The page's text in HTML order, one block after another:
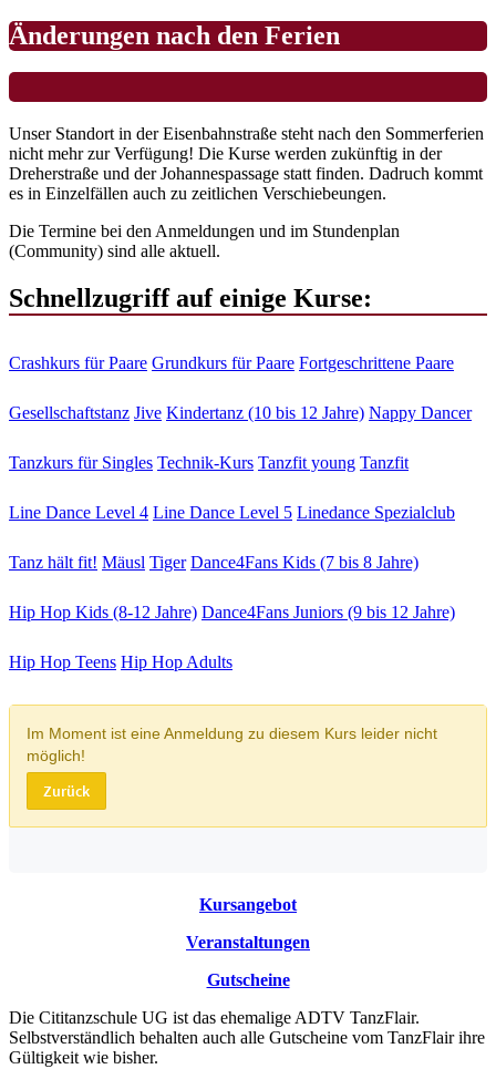
Änderungen nach den Ferien
Unser Standort in der Eisenbahnstraße steht nach den Sommerferien
nicht mehr zur Verfügung! Die Kurse werden zukünftig in der
Dreherstraße und der Johannespassage statt finden. Dadruch kommt
es in Einzelfällen auch zu zeitlichen Verschiebeungen.
Die Termine bei den Anmeldungen und im Stundenplan
(Community) sind alle aktuell.
Schnellzugriff auf einige Kurse:
Crashkurs für Paare Grundkurs für Paare Fortgeschrittene Paare
Gesellschaftstanz Jive Kindertanz (10 bis 12 Jahre) Nappy Dancer
Tanzkurs für Singles Technik-Kurs Tanzfit young Tanzfit
Line Dance Level 4 Line Dance Level 5 Linedance Spezialclub
Tanz hält fit! Mäusl Tiger Dance4Fans Kids (7 bis 8 Jahre)
Hip Hop Kids (8-12 Jahre) Dance4Fans Juniors (9 bis 12 Jahre)
Hip Hop Teens Hip Hop Adults
Kursangebot
Veranstaltungen
Gutscheine
Die Cititanzschule UG ist das ehemalige ADTV TanzFlair.
Selbstverständlich behalten auch alle Gutscheine vom TanzFlair ihre
Gültigkeit wie bisher.